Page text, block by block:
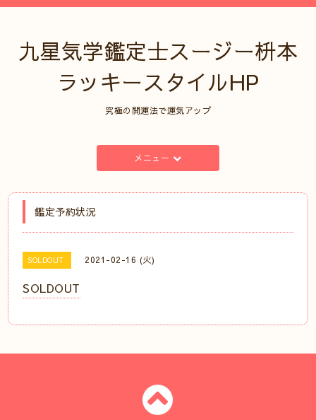
九星気学鑑定士スージー枡本
ラッキースタイルHP
究極の開運法で運気アップ
メニュー
鑑定予約状況
SOLDOUT 2021-02-16 (火)
SOLDOUT